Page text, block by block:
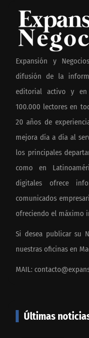
Expansión y
difusión de la
editorial activo y en
100.000 lectores en
20 años de
mejora día a día al
los principales
como en
digitales ofrece
comunicados
ofreciendo el máximo
Si desea publicar su
nuestras oficinas en
MAIL:
Últimas